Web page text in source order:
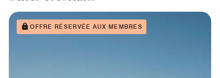
OFFRE RÉSERVÉE AUX MEMBRES